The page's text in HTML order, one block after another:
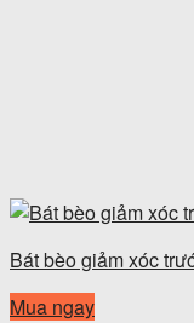
Bát bèo giảm xóc
Mua ngay